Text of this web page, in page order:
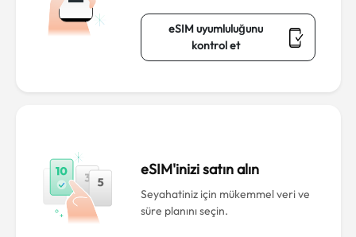
eSIM uyumluluğunu
kontrol et
eSIM'inizi satın alın
Seyahatiniz için mükemmel veri ve
süre planını seçin.